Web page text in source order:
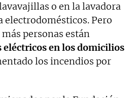
o en la lavadora
electrodomésticos. Pero
personas están
eléctricos en los domicilios
los incendios por